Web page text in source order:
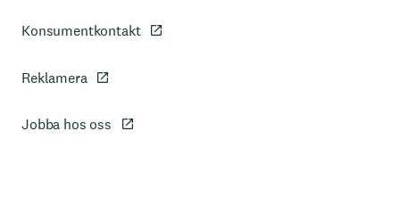
Konsumentkontakt
Reklamera
Jobba hos oss